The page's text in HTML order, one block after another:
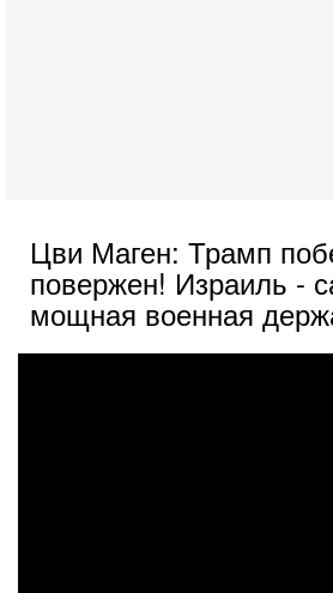
Цви Маген: Трамп
повержен! Израиль -
мощная военная